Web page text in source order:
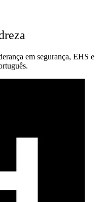
em segurança, EHS e